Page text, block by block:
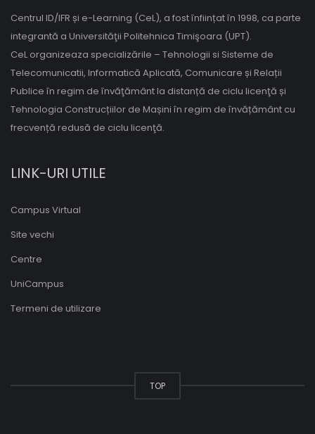
Centrul ID/IFR și e-Learning (CeL), a fost înființat în 1998, ca parte
integrantă a Universităţii Politehnica Timişoara (UPT).
CeL organizeaza specializările – Tehnologii si Sisteme de
Telecomunicatii, Informatică Aplicată, Comunicare și Relații
Publice în regim de învăţământ la distanță de ciclu licenţă și
Tehnologia Construcțiilor de Mașini în regim de învățământ cu
frecvență redusă de ciclu licenţă.
LINK-URI UTILE
Campus Virtual
Site vechi
Centre
UniCampus
Termeni de utilizare
TOP